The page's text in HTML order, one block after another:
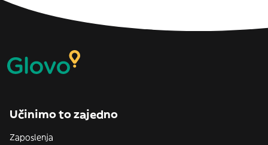
Učinimo to zajedno
Zaposlenja